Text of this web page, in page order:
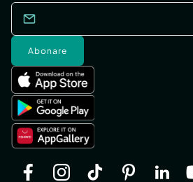
Abonare